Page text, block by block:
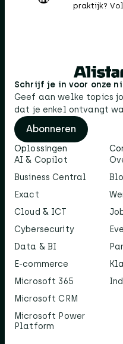
praktijk?
Schrijf je in voor onze
Geef aan welke topics
dat je enkel ontvangt
Abonneren
Oplossingen
AI & Copilot
Business Central
Exact
Cloud & ICT
Cybersecurity
Data & BI
E-commerce
Microsoft 365
Microsoft CRM
Microsoft Power
Platform